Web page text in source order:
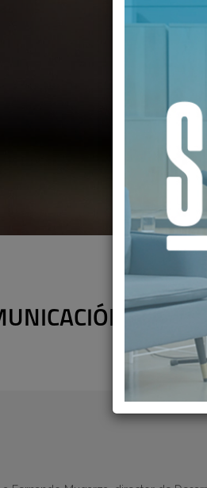
ES